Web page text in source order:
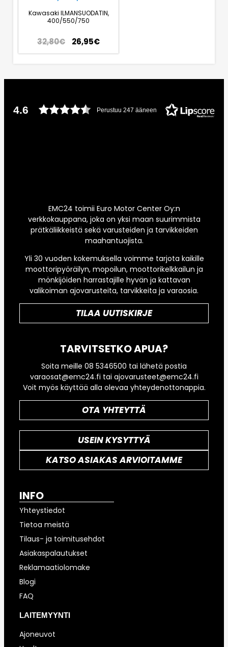
Kawasaki ILMANSUODATIN,
400/550/750
32,80€ 26,95€
4.6 Perustuu 247 ääneen
EMC24 toimii Euro Motor Center Oy:n
verkkokauppana, joka on yksi maan suurimmista
prätkäliikkeistä sekä varusteiden ja tarvikkeiden
maahantuojista.
Yli 30 vuoden kokemuksella voimme tarjota kaikille
moottoripyöräilyn, mopoilun, moottorikelkkailun ja
mönkijöiden harrastajille hyvän ja kattavan
valikoiman ajovarusteita, tarvikkeita ja varaosia.
TILAA UUTISKIRJE
TARVITSETKO APUA?
Soita meille 08 5346500 tai lähetä postia
varaosat@emc24.fi tai ajovarusteet@emc24.fi
Voit myös käyttää alla olevaa yhteydenottonappia.
OTA YHTEYTTÄ
USEIN KYSYTTYÄ
KATSO ASIAKAS ARVIOITAMME
INFO
Yhteystiedot
Tietoa meistä
Tilaus- ja toimitusehdot
Asiakaspalautukset
Reklamaatiolomake
Blogi
FAQ
LAITEMYYNTI
Ajoneuvot